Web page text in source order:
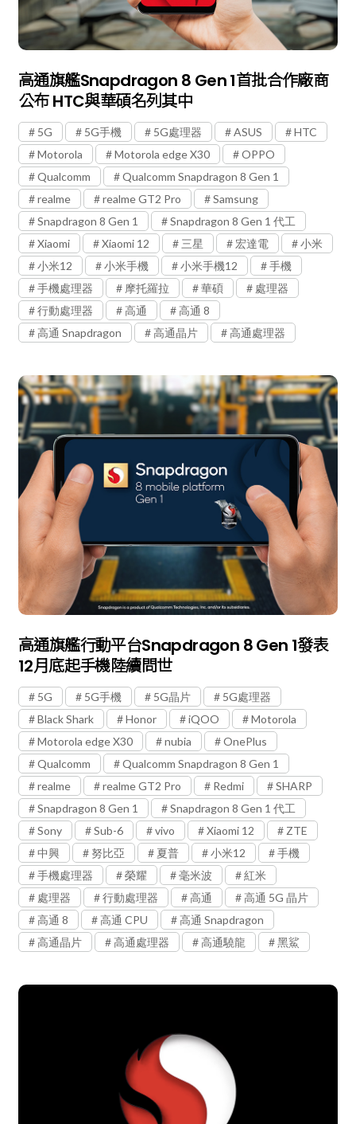
高通旗艦Snapdragon 8 Gen 1首批合作廠商
公布 HTC與華碩名列其中
5G 5G手機 5G處理器 ASUS
HTC
Motorola
Motorola edge X30
OPPO
Qualcomm
Qualcomm Snapdragon 8 Gen 1
realme
realme GT2 Pro
Samsung
Snapdragon 8 Gen 1
Snapdragon 8 Gen 1 代工
Xiaomi
Xiaomi 12 三星 宏達電
小米
小米12
小米手機 小米手機12
手機
手機處理器
摩托羅拉 華碩
處理器
行動處理器
高通
高通 8
高通 Snapdragon
高通晶片 高通處理器
高通旗艦行動平台Snapdragon 8 Gen 1發表
12月底起手機陸續問世
5G 5G手機 5G晶片
5G處理器
Black Shark
Honor iQOO
Motorola
Motorola edge X30
nubia
OnePlus
Qualcomm
Qualcomm Snapdragon 8 Gen 1
realme
realme GT2 Pro Redmi
SHARP
Snapdragon 8 Gen 1
Snapdragon 8 Gen 1 代工
Sony
Sub-6 vivo Xiaomi 12
ZTE
中興
努比亞 夏普 小米12
手機
手機處理器
榮耀 毫米波
紅米
處理器
行動處理器 高通
高通 5G 晶片
高通 8
高通 CPU
高通 Snapdragon
高通晶片
高通處理器 高通驍龍 黑鯊